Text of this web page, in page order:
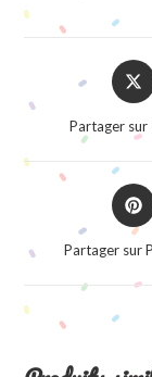
in
new
Partager
in
Partager sur